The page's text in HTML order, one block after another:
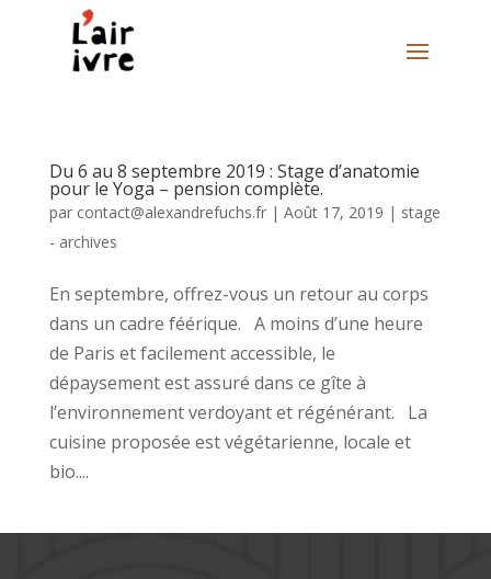
Du 6 au 8 septembre 2019 : Stage d’anatomie
pour le Yoga – pension complète.
par contact@alexandrefuchs.fr| Août 17, 2019 | stage
- archives
En septembre, offrez-vous un retour au corps
dans un cadre féérique. A moins d’une heure
de Paris et facilement accessible, le
dépaysement est assuré dans ce gîte à
l’environnement verdoyant et régénérant. La
cuisine proposée est végétarienne, locale et
bio....